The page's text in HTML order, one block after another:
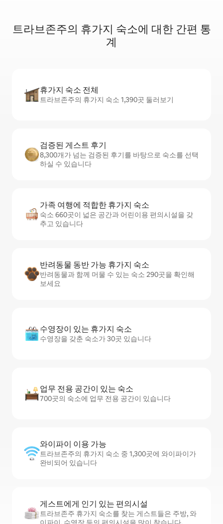
트라브존주의 휴가지 숙소에 대한 간편 통
계
휴가지 숙소 전체
트라브존주의 휴가지 숙소 1,390곳 둘러보기
검증된 게스트 후기
8,300개가 넘는 검증된 후기를 바탕으로 숙소를 선택
하실 수 있습니다
가족 여행에 적합한 휴가지 숙소
숙소 660곳이 넓은 공간과 어린이용 편의시설을 갖
추고 있습니다
반려동물 동반 가능 휴가지 숙소
반려동물과 함께 머물 수 있는 숙소 290곳을 확인해
보세요
수영장이 있는 휴가지 숙소
수영장을 갖춘 숙소가 30곳 있습니다
업무 전용 공간이 있는 숙소
700곳의 숙소에 업무 전용 공간이 있습니다
와이파이 이용 가능
트라브존주의 휴가지 숙소 중 1,300곳에 와이파이가
완비되어 있습니다
게스트에게 인기 있는 편의시설
트라브존주 휴가지 숙소를 찾는 게스트들은 주방, 와